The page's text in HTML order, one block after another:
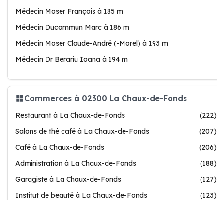
Médecin Moser François à 185 m
Médecin Ducommun Marc à 186 m
Médecin Moser Claude-André (-Morel) à 193 m
Médecin Dr Berariu Ioana à 194 m
Commerces à 02300 La Chaux-de-Fonds
Restaurant à La Chaux-de-Fonds
(222)
Salons de thé café à La Chaux-de-Fonds
(207)
Café à La Chaux-de-Fonds
(206)
Administration à La Chaux-de-Fonds
(188)
Garagiste à La Chaux-de-Fonds
(127)
Institut de beauté à La Chaux-de-Fonds
(123)